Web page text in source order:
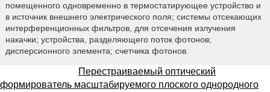
помещенного одновременно в термостатирующее устройство и
в источник внешнего электрического поля; системы отсекающих
интерференционных фильтров, для отсечения излучения
накачки; устройства, разделяющего поток фотонов;
дисперсионного элемента; счетчика фотонов.
Перестраиваемый оптический
формирователь масштабируемого плоского однородного